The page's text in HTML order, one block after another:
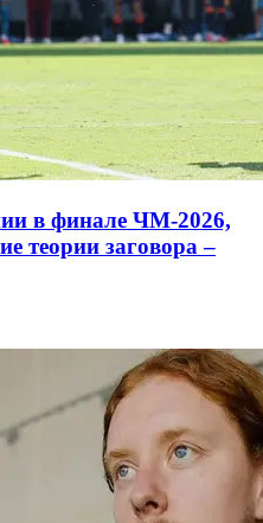
в финале ЧМ-2026,
теории заговора –